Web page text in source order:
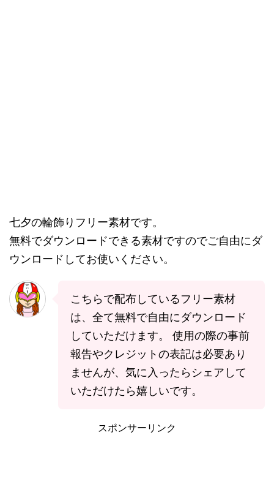
七夕の輪飾りフリー素材です。
無料でダウンロードできる素材ですのでご自由にダ
ウンロードしてお使いください。
こちらで配布しているフリー素材
は、全て無料で自由にダウンロード
していただけます。 使用の際の事前
報告やクレジットの表記は必要あり
ませんが、気に入ったらシェアして
いただけたら嬉しいです。
スポンサーリンク